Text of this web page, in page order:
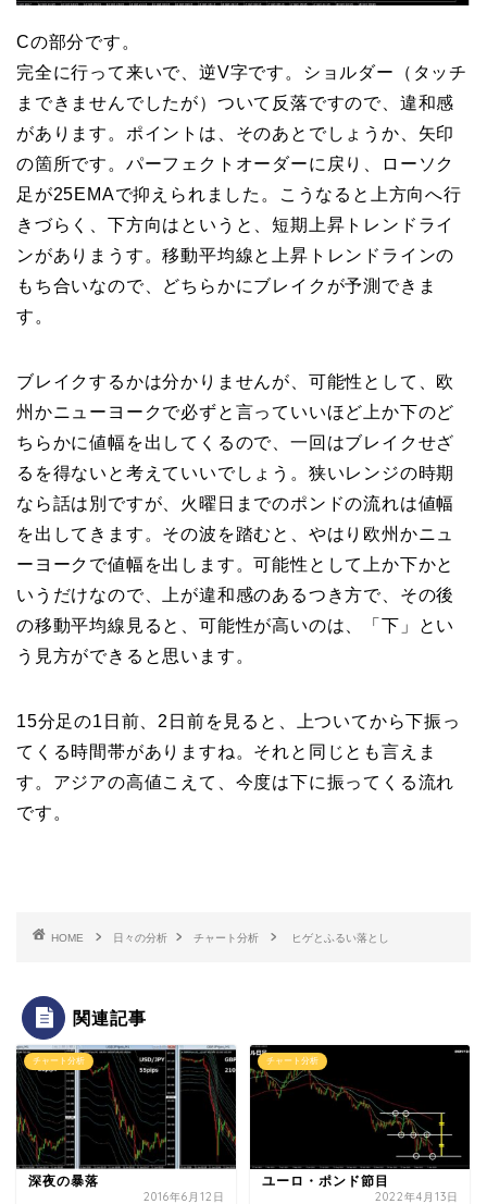
Cの部分です。
完全に行って来いで、逆V字です。ショルダー（タッチ
まできませんでしたが）ついて反落ですので、違和感
があります。ポイントは、そのあとでしょうか、矢印
の箇所です。パーフェクトオーダーに戻り、ローソク
足が25EMAで抑えられました。こうなると上方向へ行
きづらく、下方向はというと、短期上昇トレンドライ
ンがありまうす。移動平均線と上昇トレンドラインの
もち合いなので、どちらかにブレイクが予測できま
す。
ブレイクするかは分かりませんが、可能性として、欧
州かニューヨークで必ずと言っていいほど上か下のど
ちらかに値幅を出してくるので、一回はブレイクせざ
るを得ないと考えていいでしょう。狭いレンジの時期
なら話は別ですが、火曜日までのポンドの流れは値幅
を出してきます。その波を踏むと、やはり欧州かニュ
ーヨークで値幅を出します。可能性として上か下かと
いうだけなので、上が違和感のあるつき方で、その後
の移動平均線見ると、可能性が高いのは、「下」とい
う見方ができると思います。
15分足の1日前、2日前を見ると、上ついてから下振っ
てくる時間帯がありますね。それと同じとも言えま
す。アジアの高値こえて、今度は下に振ってくる流れ
です。
HOME 日々の分析 チャート分析 ヒゲとふるい落とし
関連記事
チャート分析
深夜の暴落
2016年6月12日
チャート分析
ユーロ・ポンド節目
2022年4月13日